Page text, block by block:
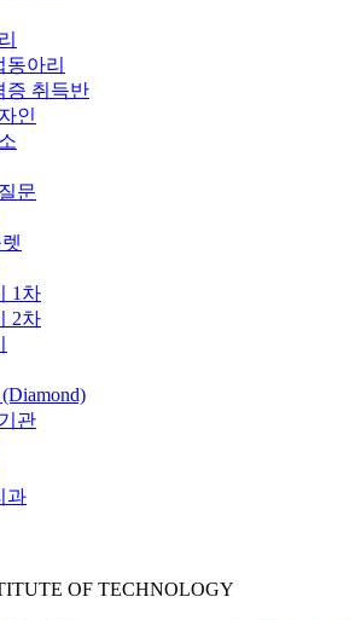
동아리
증 취득반
인
문
1차
2차
관
과
OF TECHNOLOGY